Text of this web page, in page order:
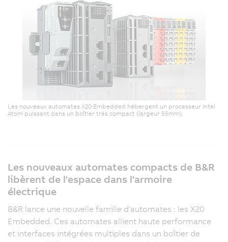
Les nouveaux automates X20 Embedded hébergent un processeur Intel
Atom puissant dans un boîtier très compact (largeur 55mm).
Les nouveaux automates compacts de B&R
libèrent de l'espace dans l'armoire
électrique
B&R lance une nouvelle famille d'automates : les X20
Embedded. Ces automates allient haute performance
et interfaces intégrées multiples dans un boîtier de